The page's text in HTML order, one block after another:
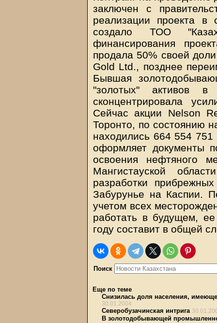
заключен с
реализации проекта в
создало ТОО
финансирования
продала 50% своей
Gold Ltd., позднее
Бывшая
"золотых" активов
сконцентрировала
Сейчас акции Nelson
Торонто, по состоянию
находились 664 554
оформляет документы
освоения нефтяного
Мангистауской
разработки
Забурунье на Каспии.
учетом всех
работать в будущем,
году составит в общей
Поиск
Еще по теме
Снизилась доля населения,
30.01.2004
Северобузачинская интрига
В золотодобывающей